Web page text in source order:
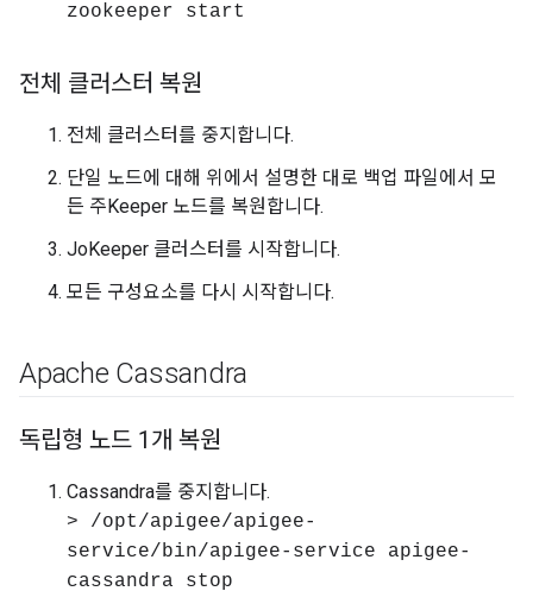
zookeeper start
전체 클러스터 복원
전체 클러스터를 중지합니다.
단일 노드에 대해 위에서 설명한 대로 백업 파일에서 모
든 주Keeper 노드를 복원합니다.
JoKeeper 클러스터를 시작합니다.
모든 구성요소를 다시 시작합니다.
Apache Cassandra
독립형 노드 1개 복원
Cassandra를 중지합니다.
> /opt/apigee/apigee-
service/bin/apigee-service apigee-
cassandra stop